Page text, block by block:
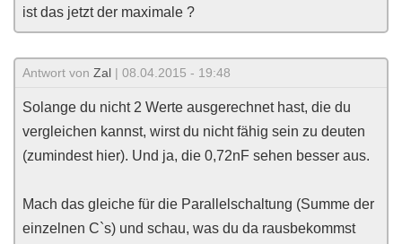
ist das jetzt der maximale ?
Antwort von Zal | 08.04.2015 - 19:48
Solange du nicht 2 Werte ausgerechnet hast, die du
vergleichen kannst, wirst du nicht fähig sein zu deuten
(zumindest hier). Und ja, die 0,72nF sehen besser aus.
Mach das gleiche für die Parallelschaltung (Summe der
einzelnen C`s) und schau, was du da rausbekommst